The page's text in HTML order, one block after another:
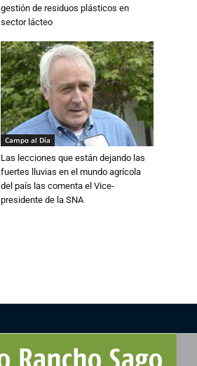
gestión de residuos plásticos en
sector lácteo
Campo al Día
Las lecciones que están dejando las
fuertes lluvias en el mundo agrícola
del país las comenta el Vice-
presidente de la SNA